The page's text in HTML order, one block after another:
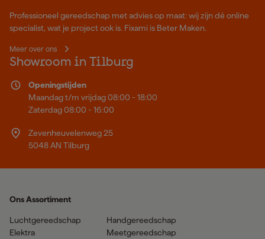
Professioneel gereedschap met advies op maat: wij zijn dé online
specialist, wat je project ook is. Fixami is Beter Maken.
Meer over ons
Showroom in Tilburg
Openingstijden
Maandag t/m vrijdag 08:00 - 18:00
Zaterdag 08:00 - 16:00
Zevenheuvelenweg 25
5048 AN Tilburg
Ons Assortiment
Luchtgereedschap
Elektra
Handgereedschap
Meetgereedschap